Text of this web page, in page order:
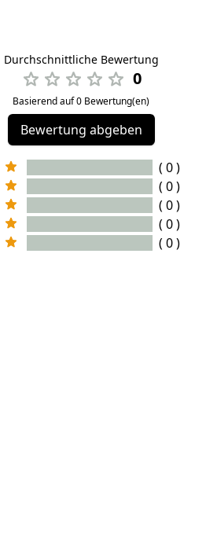
Durchschnittliche Bewertung
0
Basierend auf 0 Bewertung(en)
Bewertung abgeben
( 0 )
( 0 )
( 0 )
( 0 )
( 0 )